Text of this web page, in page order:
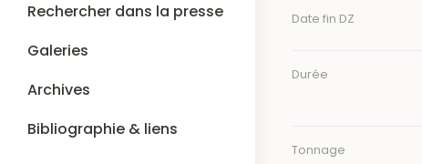
Rechercher dans la presse
Galeries
Archives
Bibliographie & liens
Date fin DZ
Durée
Tonnage